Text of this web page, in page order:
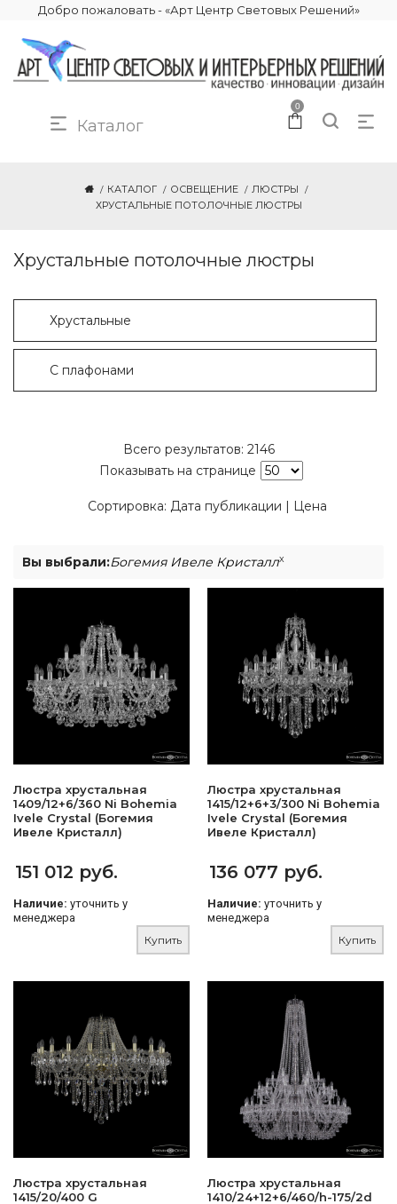
Добро пожаловать - «Арт Центр Световых Решений»
Каталог
0
КАТАЛОГ ОСВЕЩЕНИЕ
ЛЮСТРЫ
ХРУСТАЛЬНЫЕ ПОТОЛОЧНЫЕ ЛЮСТРЫ
Хрустальные потолочные люстры
Хрустальные
С плафонами
Всего результатов: 2146
Показывать на странице
Сортировка: Дата публикации | Цена
Вы выбрали:Богемия Ивеле Кристаллx
Люстра хрустальная
1409/12+6/360 Ni Bohemia
Ivele Crystal (Богемия
Ивеле Кристалл)
151 012 руб.
Наличие: уточнить у
менеджера
Купить
Люстра хрустальная
1415/12+6+3/300 Ni Bohemia
Ivele Crystal (Богемия
Ивеле Кристалл)
136 077 руб.
Наличие: уточнить у
менеджера
Купить
Люстра хрустальная
1415/20/400 G
Люстра хрустальная
1410/24+12+6/460/h-175/2d